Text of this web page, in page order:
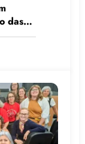
das